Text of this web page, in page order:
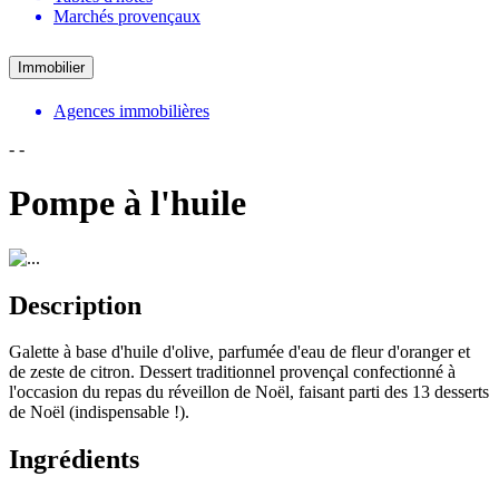
Marchés provençaux
Immobilier
Agences immobilières
- -
Pompe à l'huile
Description
Galette à base d'huile d'olive, parfumée d'eau de fleur d'oranger et
de zeste de citron. Dessert traditionnel provençal confectionné à
l'occasion du repas du réveillon de Noël, faisant parti des 13 desserts
de Noël (indispensable !).
Ingrédients